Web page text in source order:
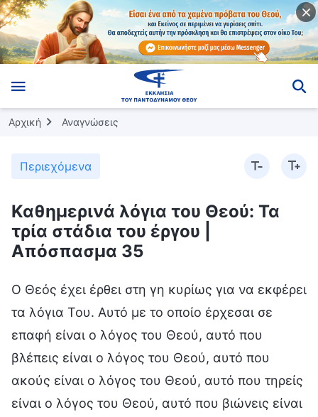
Αρχική Αναγνώσεις
Περιεχόμενα
Καθημερινά λόγια του Θεού: Τα
τρία στάδια του έργου |
Απόσπασμα 35
Ο Θεός έχει έρθει στη γη κυρίως για να εκφέρει
τα λόγια Του. Αυτό με το οποίο έρχεσαι σε
επαφή είναι ο λόγος του Θεού, αυτό που
βλέπεις είναι ο λόγος του Θεού, αυτό που
ακούς είναι ο λόγος του Θεού, αυτό που τηρείς
είναι ο λόγος του Θεού, αυτό που βιώνεις είναι